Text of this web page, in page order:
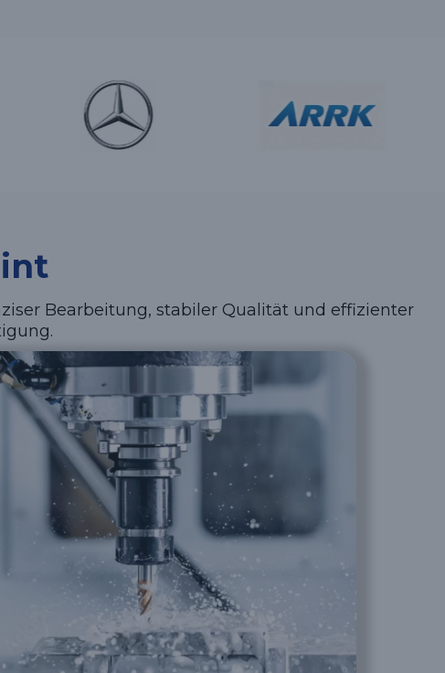
Bearbeitung, stabiler Qualität und effizienter